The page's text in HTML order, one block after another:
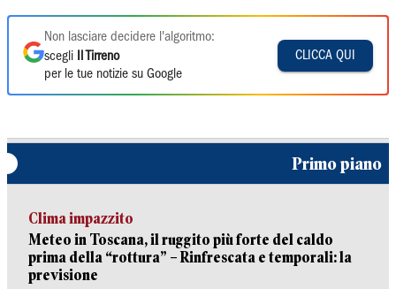
Non lasciare decidere l'algoritmo:
scegli
Il Tirreno
per le tue notizie su Google
CLICCA QUI
Primo piano
Clima impazzito
Meteo in Toscana, il ruggito più forte del caldo
prima della “rottura” – Rinfrescata e temporali: la
previsione